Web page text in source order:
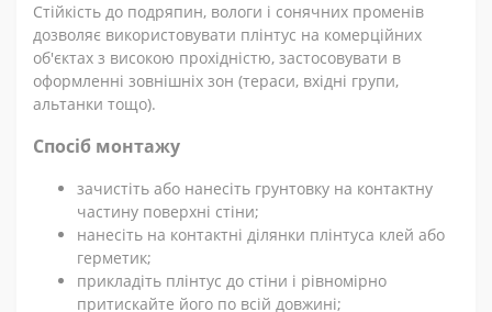
Стійкість до подряпин, вологи і сонячних променів
дозволяє використовувати плінтус на комерційних
об'єктах з високою прохідністю, застосовувати в
оформленні зовнішніх зон (тераси, вхідні групи,
альтанки тощо).
Спосіб монтажу
зачистіть або нанесіть грунтовку на контактну
частину поверхні стіни;
нанесіть на контактні ділянки плінтуса клей або
герметик;
прикладіть плінтус до стіни і рівномірно
притискайте його по всій довжині;